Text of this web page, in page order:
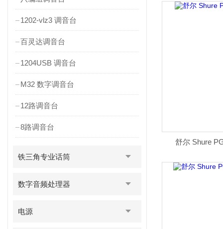
1202-vlz3 调音台
百灵达调音台
1204USB 调音台
M32 数字调音台
12路调音台
8路调音台
铁三角专业话筒
数字音频处理器
电源
舒尔 Shure